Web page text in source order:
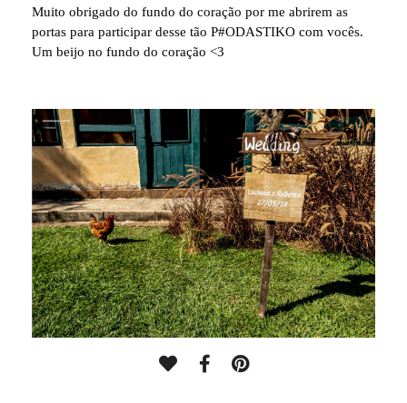
Muito obrigado do fundo do coração por me abrirem as
portas para participar desse tão P#ODASTIKO com vocês.
Um beijo no fundo do coração <3